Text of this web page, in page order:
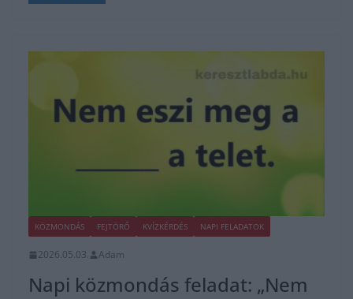
KÖZMONDÁS FEJTÖRŐ KVÍZKÉRDÉS NAPI FELADATOK
2026.05.03. Adam
Napi közmondás feladat: „Nem